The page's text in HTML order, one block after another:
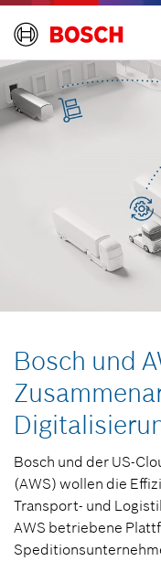
Bosch und
Bosch und der US-
(AWS) wollen die
Transport- und
AWS betriebene